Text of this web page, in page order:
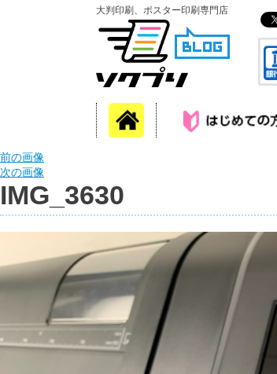
大判印刷、ポスター印刷専門店
前の画像
次の画像
IMG_3630